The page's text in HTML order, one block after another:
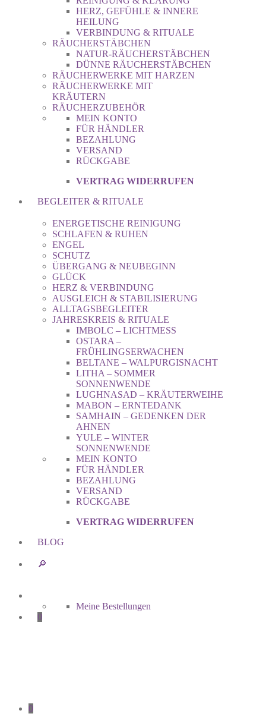
HERZ, GEFÜHLE & INNERE
HEILUNG
VERBINDUNG & RITUALE
RÄUCHERSTÄBCHEN
NATUR-RÄUCHERSTÄBCHEN
DÜNNE RÄUCHERSTÄBCHEN
RÄUCHERWERKE MIT HARZEN
RÄUCHERWERKE MIT
KRÄUTERN
RÄUCHERZUBEHÖR
MEIN KONTO
FÜR HÄNDLER
BEZAHLUNG
VERSAND
RÜCKGABE
VERTRAG WIDERRUFEN
BEGLEITER & RITUALE
ENERGETISCHE REINIGUNG
SCHLAFEN & RUHEN
ENGEL
SCHUTZ
ÜBERGANG & NEUBEGINN
GLÜCK
HERZ & VERBINDUNG
AUSGLEICH & STABILISIERUNG
ALLTAGSBEGLEITER
JAHRESKREIS & RITUALE
IMBOLC – LICHTMESS
OSTARA –
FRÜHLINGSERWACHEN
BELTANE – WALPURGISNACHT
LITHA – SOMMER
SONNENWENDE
LUGHNASAD – KRÄUTERWEIHE
MABON – ERNTEDANK
SAMHAIN – GEDENKEN DER
AHNEN
YULE – WINTER
SONNENWENDE
MEIN KONTO
FÜR HÄNDLER
BEZAHLUNG
VERSAND
RÜCKGABE
VERTRAG WIDERRUFEN
BLOG
🔎︎
Meine Bestellungen
0
0